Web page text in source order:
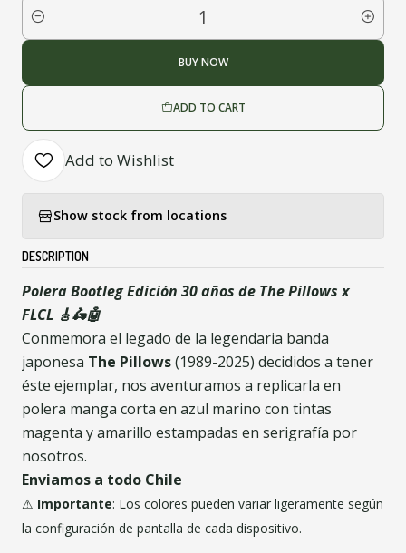
Quantity
ADD TO CART
BUY NOW
Add to Wishlist
Show stock from locations
DESCRIPTION
Polera Bootleg Edición 30 años de The Pillows x
FLCL 🎸🛵🤖
Conmemora el legado de la legendaria banda
japonesa The Pillows(1989-2025) decididos a tener
éste ejemplar, nos aventuramos a replicarla en
polera manga corta en azul marino con tintas
magenta y amarillo estampadas en serigrafía por
nosotros.
Enviamos a todo Chile
⚠ Importante: Los colores pueden variar ligeramente según
la configuración de pantalla de cada dispositivo.